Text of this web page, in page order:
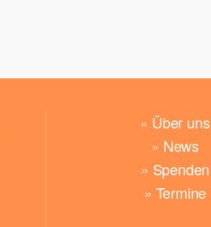
» Über uns
» News
» Spenden
» Termine